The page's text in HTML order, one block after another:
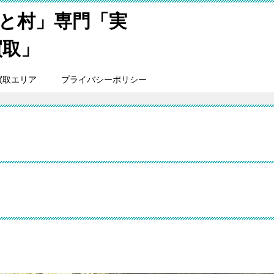
村」専門「実
」
エリア プライバシーポリシー